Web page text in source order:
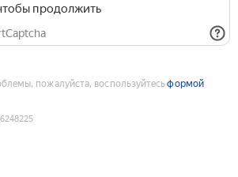
продолжить
пожалуйста, воспользуйтесьформой